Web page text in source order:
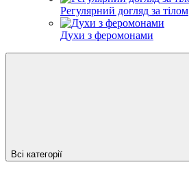
Регулярний догляд за тілом
Духи з феромонами
Всі категорії